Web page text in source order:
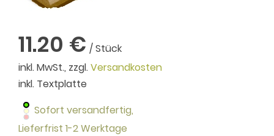
11.20 € / Stück
inkl. MwSt., zzgl.Versandkosten
inkl. Textplatte
Sofort versandfertig,
Lieferfrist 1-2 Werktage